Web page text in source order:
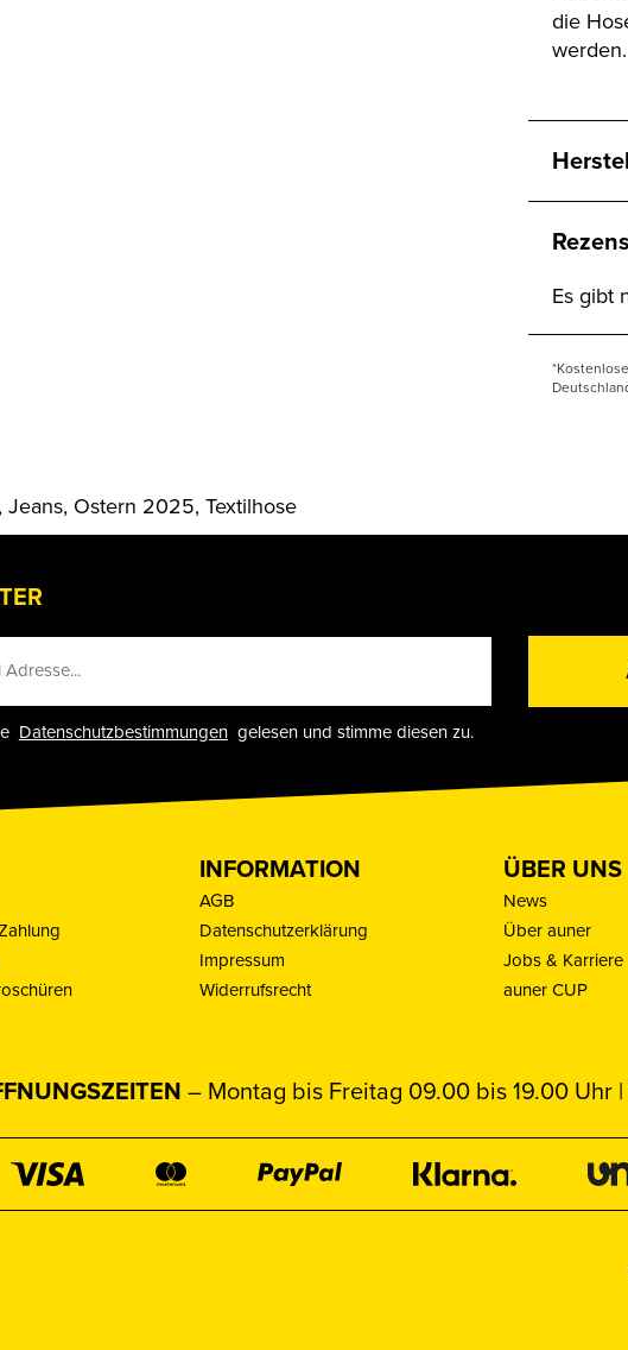
die
werden.
Es gibt
Ostern 2025, Textilhose
Datenschutzbestimmungengelesen und stimme diesen zu.
INFORMATION
AGB
Datenschutzerklärung
Impressum
Widerrufsrecht
ÜBER UNS
News
Über auner
Jobs & Karriere
auner CUP
– Montag bis Freitag 09.00 bis 19.00 Uhr